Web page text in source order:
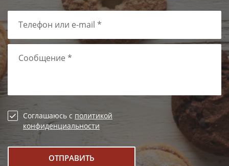
Телефон или e-mail *
Сообщение *
Соглашаюсь с политикой
конфиденциальности